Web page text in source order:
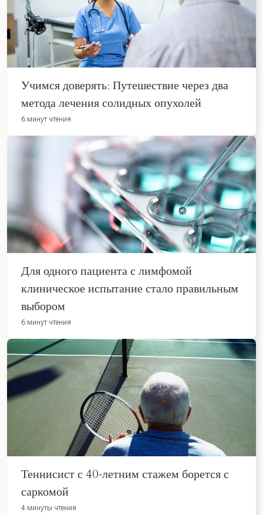
Учимся доверять: Путешествие через два
метода лечения солидных опухолей
6 минут чтения
Для одного пациента с лимфомой
клиническое испытание стало правильным
выбором
6 минут чтения
Теннисист с 40-летним стажем борется с
саркомой
4 минуты чтения